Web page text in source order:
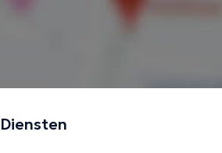
Diensten